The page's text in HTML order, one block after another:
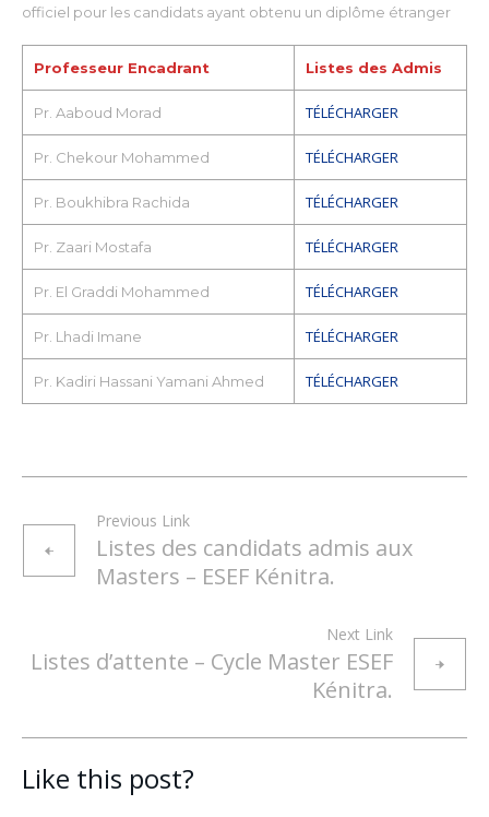
officiel pour les candidats ayant obtenu un diplôme étranger
Professeur Encadrant Listes des Admis
Pr. Aaboud Morad TÉLÉCHARGER
Pr. Chekour Mohammed TÉLÉCHARGER
Pr. Boukhibra Rachida TÉLÉCHARGER
Pr. Zaari Mostafa TÉLÉCHARGER
Pr. El Graddi Mohammed TÉLÉCHARGER
Pr. Lhadi Imane TÉLÉCHARGER
Pr. Kadiri Hassani Yamani Ahmed TÉLÉCHARGER
Previous Link
Listes des candidats admis aux
Masters – ESEF Kénitra.
Next Link
Listes d’attente – Cycle Master ESEF
Kénitra.
Like this post?